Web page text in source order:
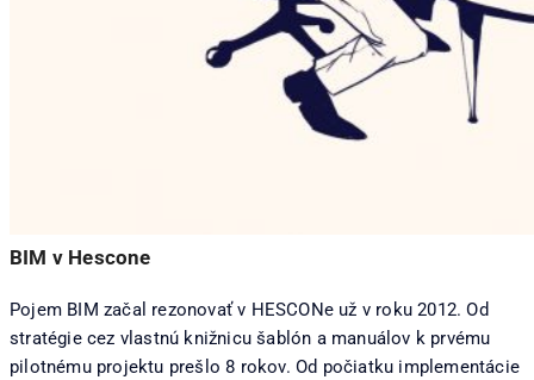
BIM v Hescone
Pojem BIM začal rezonovať v HESCONe už v roku 2012. Od
stratégie cez vlastnú knižnicu šablón a manuálov k prvému
pilotnému projektu prešlo 8 rokov. Od počiatku implementácie